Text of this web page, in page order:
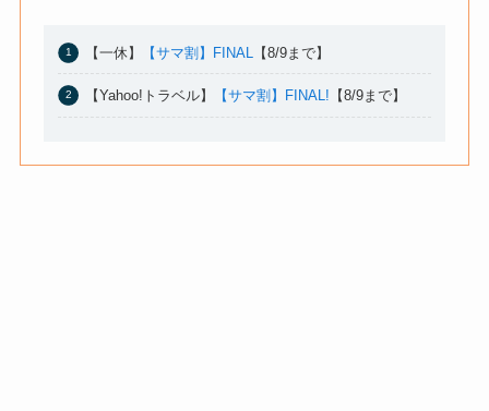
【一休】 【サマ割】FINAL 【8/9まで】
【Yahoo!トラベル】 【サマ割】FINAL! 【8/9まで】